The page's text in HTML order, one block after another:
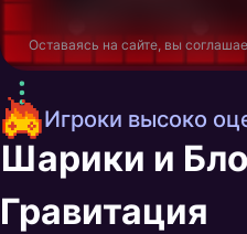
Оставаясь на сайте, вы
Игроки высоко
Шарики и
Гравитация